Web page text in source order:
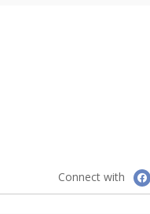
Connect with